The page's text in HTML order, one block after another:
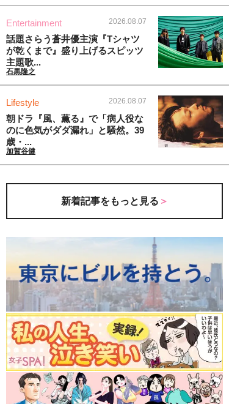
Entertainment 2026.08.07
話題さらう蒼井優主演『Tシャツ
が乾くまで』盛り上げるスピッツ
主題歌...
石黒隆之
Lifestyle 2026.08.07
朝ドラ『風、薫る』で「病人役な
のに色気がダダ漏れ」と騒然。39
歳・...
加賀谷健
新着記事をもっと見る